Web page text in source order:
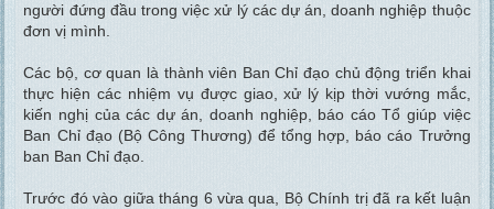
người đứng đầu trong việc xử lý các dự án, doanh nghiệp thuộc
đơn vị mình.
Các bộ, cơ quan là thành viên Ban Chỉ đạo chủ động triển khai
thực hiện các nhiệm vụ được giao, xử lý kịp thời vướng mắc,
kiến nghị của các dự án, doanh nghiệp, báo cáo Tổ giúp việc
Ban Chỉ đạo (Bộ Công Thương) để tổng hợp, báo cáo Trưởng
ban Ban Chỉ đạo.
Trước đó vào giữa tháng 6 vừa qua, Bộ Chính trị đã ra kết luận